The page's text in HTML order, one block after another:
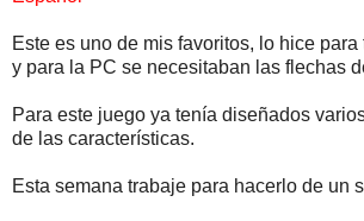
Este es uno de mis favoritos, lo hice
y para la PC se necesitaban las flechas
Para este juego ya tenía diseñados
de las características.
Esta semana trabaje para hacerlo de un